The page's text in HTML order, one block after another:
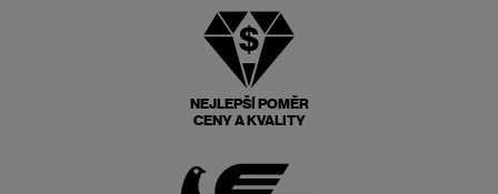
NEJLEPŠÍ POMĚR
CENY A KVALITY